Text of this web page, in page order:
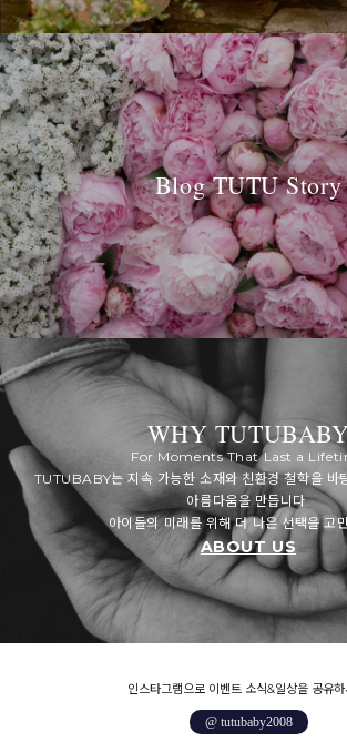
Blog TUTU Story
WHY
For Moments That Last a
TUTUBABY는 지속 가능한 소재와 친환경 철학을 바
아름다움을 만듭니다.
아이들의 미래를 위해 더 나은 선택을 고
ABOUT US
인스타그램으로 이벤트 소식&일상을 공유하
@ tutubaby2008